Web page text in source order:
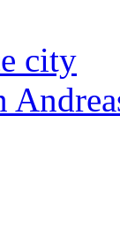
city